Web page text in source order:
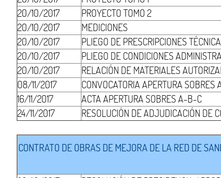
20/10/2017
PROYECTO TOMO 2
20/10/2017
MEDICIONES
20/10/2017
PLIEGO DE PRESCRIPCIONES
20/10/2017
PLIEGO DE CONDICIONES
20/10/2017
RELACIÓN DE MATERIALES
08/11/2017
CONVOCATORIA APERTURA
16/11/2017
ACTA APERTURA SOBRES A-B-C
24/11/2017
RESOLUCIÓN DE ADJUDICACIÓN DE
CONTRATO DE OBRAS DE MEJORA DE LA RED DE